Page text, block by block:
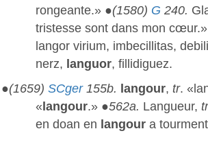
rongeante.» ●(1580) G 240.
tristesse sont dans mon
langor virium, imbecillitas,
nerz, languor, fillidiguez.
●(1659) SCger155b. langour, tr.
« langour.» ●562a. Langueur, tr
en doan en langour a